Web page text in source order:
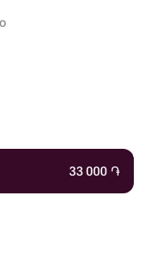
33 000 ֏